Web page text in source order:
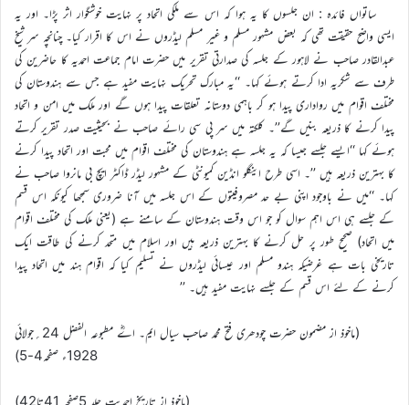
ساتواں فائدہ : ان جلسوں کا یہ ہوا کہ اس سے ملکی اتحاد پر نہایت خوشگوار اثر پڑا۔ اور یہ
ایسی واضح حقیقت تھی کہ بعض مشہور مسلم و غیر مسلم لیڈروں نے اس کا اقرار کیا۔ چنانچہ سر شیخ
عبدالقادر صاحب نے لاہور کے جلسہ کی صدارتی تقریر میں حضرت امام جماعت احمدیہ کا حاضرین کی
طرف سے شکریہ ادا کرتے ہوئے کہا۔ ‘‘یہ مبارک تحریک نہایت مفید ہے جس سے ہندوستان کی
مختلف اقوام میں رواداری پیدا ہو کر باہمی دوستانہ تعلقات پیدا ہوں گے اور ملک میں امن و اتحاد
پیدا کرنے کا ذریعہ بنیں گے’’۔ کلکتہ میں سر پی سی رائے صاحب نے بحیثیت صدر تقریر کرتے
ہوئے کہا ‘‘ایسے جلسے جیسا کہ یہ جلسہ ہے ہندوستان کی مختلف اقوام میں محبت اور اتحاد پیدا کرنے
کا بہترین ذریعہ ہیں ’’۔ اسی طرح اینگلو انڈین کمیونٹی کے مشہور لیڈر ڈاکٹر ایچ بی مانروا صاحب نے
کہا۔ ‘‘میں نے باوجود اپنی بے حد مصروفیتوں کے اس جلسہ میں آنا ضروری سمجھا کیونکہ اس قسم
کے جلسے ہی اس اہم سوال کو جو اس وقت ہندوستان کے سامنے ہے (یعنی ملک کی مختلف اقوام
میں اتحاد) صحیح طور پر حل کرنے کا بہترین ذریعہ ہیں اور اسلام میں متحد کرنے کی طاقت ایک
تاریخی بات ہے غرضیکہ ہندو مسلم اور عیسائی لیڈروں نے تسلیم کیا کہ اقوام ہند میں اتحاد پیدا
کرنے کے لئے اس قسم کے جلسے نہایت مفید ہیں۔ ’’
(ماخوذ از مضمون حضرت چودھری فتح محمد صاحب سیال ایم۔ اےؓ مطبوعہ الفضل 24؍جولائی
1928ء صفحہ4-5)
(ماخوذ از تاریخ احمدیت جلد 5صفحہ 41تا42)